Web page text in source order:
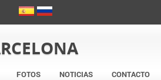
FOTOS NOTICIAS CONTACTO